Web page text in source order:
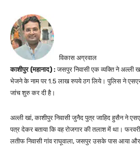
विकास अग्रवाल
काशीपुर (महानाद) :जसपुर निवासी एक व्यक्ति ने अल्ली
भेजने के नाम पर 1.5 लाख रुपये ठग लिये। पुलिस ने
जांच शुरु कर दी है।
अल्ली खां, काशीपुर निवासी जुनैद पुत्र जाहिद हुसैन ने
पत्र देकर बताया कि वह रोजगार की तलाश में था।
लतीफ निवासी गांव राघूवाला, जसपुर उसके पास आया